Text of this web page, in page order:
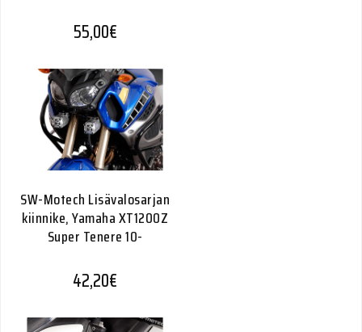
55,00€
SW-Motech Lisävalosarjan
kiinnike, Yamaha XT1200Z
Super Tenere 10-
42,20€